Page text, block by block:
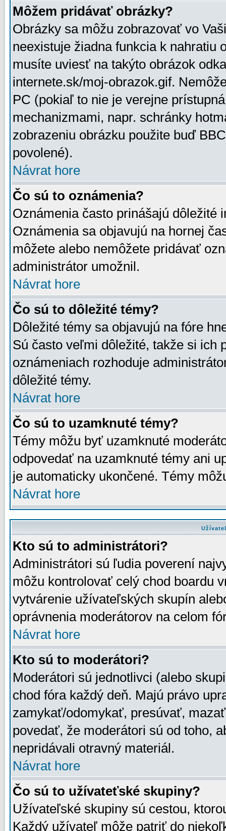
Môžem pridávať obrázky?
Obrázky sa môžu zobrazovať vo
neexistuje žiadna funkcia k nahratiu
musíte uviesť na takýto obrázok
internete.sk/moj-obrazok.gif.
PC (pokiaľ to nie je verejne
mechanizmami, napr. schránky
zobrazeniu obrázku použite buď
povolené).
Návrat hore
Čo sú to oznámenia?
Oznámenia často prinášajú dôležité
Oznámenia sa objavujú na hornej
môžete alebo nemôžete pridávať
administrátor umožnil.
Návrat hore
Čo sú to dôležité témy?
Dôležité témy sa objavujú na fóre
Sú často veľmi dôležité, takže si ich
oznámeniach rozhoduje
dôležité témy.
Návrat hore
Čo sú to uzamknuté témy?
Témy môžu byť uzamknuté
odpovedať na uzamknuté témy ani
je automaticky ukončené. Témy
Návrat hore
Kto sú to administrátori?
Administrátori sú ľudia poverení
môžu kontrolovať celý chod boardu
vytvárenie užívateľských skupín
oprávnenia moderátorov na celom
Návrat hore
Kto sú to moderátori?
Moderátori sú jednotlivci (alebo
chod fóra každý deň. Majú právo
zamykať/odomykať, presúvať,
povedať, že moderátori sú od toho,
nepridávali otravný materiál.
Návrat hore
Čo sú to užívateťské skupiny?
Užívateľské skupiny sú cestou,
Každý užívateľ môže patriť do